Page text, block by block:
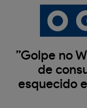
”Golpe no
de
esquecido